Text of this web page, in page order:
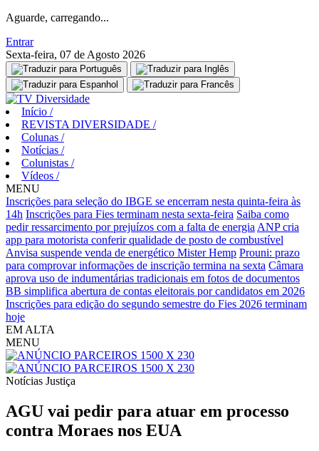
Aguarde, carregando...
Entrar
Sexta-feira, 07 de Agosto 2026
Início /
REVISTA DIVERSIDADE /
Colunas /
Notícias /
Colunistas /
Vídeos /
MENU
Inscrições para seleção do IBGE se encerram nesta quinta-feira às
14h Inscrições para Fies terminam nesta sexta-feira Saiba como
pedir ressarcimento por prejuízos com a falta de energia ANP cria
app para motorista conferir qualidade de posto de combustível
Anvisa suspende venda de energético Mister Hemp Prouni: prazo
para comprovar informações de inscrição termina na sexta Câmara
aprova uso de indumentárias tradicionais em fotos de documentos
BB simplifica abertura de contas eleitorais por candidatos em 2026
Inscrições para edição do segundo semestre do Fies 2026 terminam
hoje
EM ALTA
MENU
Notícias Justiça
AGU vai pedir para atuar em processo
contra Moraes nos EUA